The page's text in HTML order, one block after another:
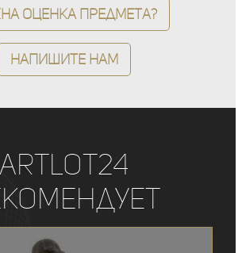
оценка предмета?
Напишите нам
ArtLot24